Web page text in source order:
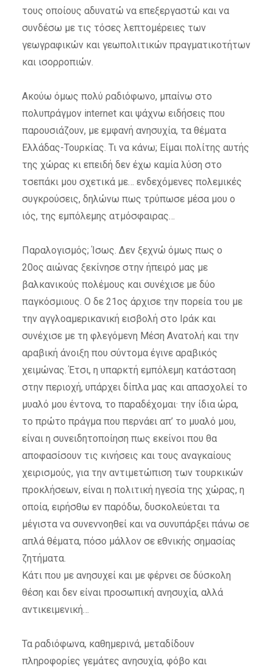
τους οποίους αδυνατώ να επεξεργαστώ και να
συνδέσω με τις τόσες λεπτομέρειες των
γεωγραφικών και γεωπολιτικών πραγματικοτήτων
και ισορροπιών.
Ακούω όμως πολύ ραδιόφωνο, μπαίνω στο
πολυπράγμον internet και ψάχνω ειδήσεις που
παρουσιάζουν, με εμφανή ανησυχία, τα θέματα
Ελλάδας-Τουρκίας. Τι να κάνω; Είμαι πολίτης αυτής
της χώρας κι επειδή δεν έχω καμία λύση στο
τσεπάκι μου σχετικά με… ενδεχόμενες πολεμικές
συγκρούσεις, δηλώνω πως τρύπωσε μέσα μου ο
ιός, της εμπόλεμης ατμόσφαιρας…
Παραλογισμός; Ίσως. Δεν ξεχνώ όμως πως ο
20ος αιώνας ξεκίνησε στην ήπειρό μας με
βαλκανικούς πολέμους και συνέχισε με δύο
παγκόσμιους. Ο δε 21ος άρχισε την πορεία του με
την αγγλοαμερικανική εισβολή στο Ιράκ και
συνέχισε με τη φλεγόμενη Μέση Ανατολή και την
αραβική άνοιξη που σύντομα έγινε αραβικός
χειμώνας. Έτσι, η υπαρκτή εμπόλεμη κατάσταση
στην περιοχή, υπάρχει δίπλα μας και απασχολεί το
μυαλό μου έντονα, το παραδέχομαι· την ίδια ώρα,
το πρώτο πράγμα που περνάει απ’ το μυαλό μου,
είναι η συνειδητοποίηση πως εκείνοι που θα
αποφασίσουν τις κινήσεις και τους αναγκαίους
χειρισμούς, για την αντιμετώπιση των τουρκικών
προκλήσεων, είναι η πολιτική ηγεσία της χώρας, η
οποία, ειρήσθω εν παρόδω, δυσκολεύεται τα
μέγιστα να συνεννοηθεί και να συνυπάρξει πάνω σε
απλά θέματα, πόσο μάλλον σε εθνικής σημασίας
ζητήματα.
Κάτι που με ανησυχεί και με φέρνει σε δύσκολη
θέση και δεν είναι προσωπική ανησυχία, αλλά
αντικειμενική…
Τα ραδιόφωνα, καθημερινά, μεταδίδουν
πληροφορίες γεμάτες ανησυχία, φόβο και